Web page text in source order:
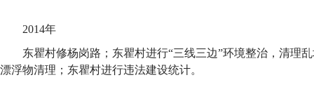
2014年
东瞿村修杨岗路；东瞿村进行“三线三边”环境整治，清理
漂浮物清理；东瞿村进行违法建设统计。